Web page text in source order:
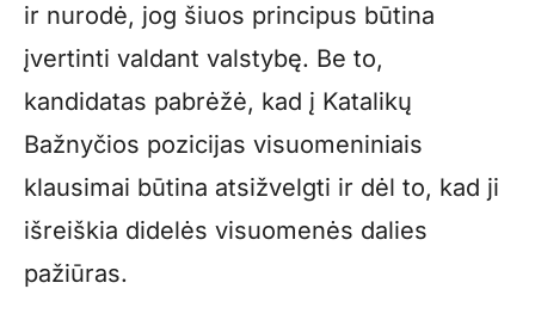
ir nurodė, jog šiuos principus būtina
įvertinti valdant valstybę. Be to,
kandidatas pabrėžė, kad į Katalikų
Bažnyčios pozicijas visuomeniniais
klausimai būtina atsižvelgti ir dėl to, kad ji
išreiškia didelės visuomenės dalies
pažiūras.